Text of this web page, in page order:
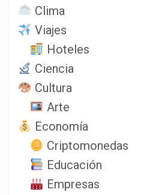
Clima
Viajes
Hoteles
Ciencia
Cultura
Arte
Economía
Criptomonedas
Educación
Empresas